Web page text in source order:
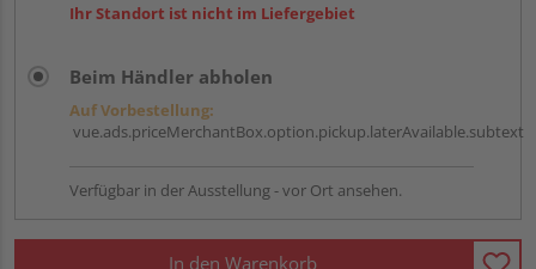
Ihr Standort ist nicht im Liefergebiet
Beim Händler abholen
Auf Vorbestellung:
vue.ads.priceMerchantBox.option.pickup.laterAvailable.subtext
Verfügbar in der Ausstellung - vor Ort ansehen.
In den Warenkorb